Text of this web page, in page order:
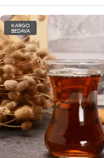
KARGO
BEDAVA